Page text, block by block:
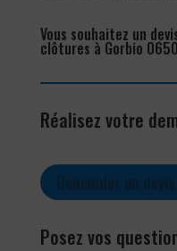
Vous souhaitez un
clôtures à Gorbio
Réalisez votre
Posez vos